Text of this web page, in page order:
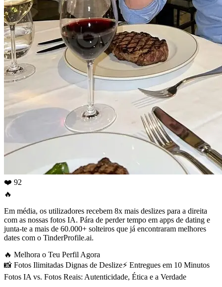
❤️ 92
🔥
Em média, os utilizadores recebem 8x mais deslizes para a direita
com as nossas fotos IA. Pára de perder tempo em apps de dating e
junta-te a mais de 60.000+ solteiros que já encontraram melhores
dates com o TinderProfile.ai.
🔥 Melhora o Teu Perfil Agora
📸 Fotos Ilimitadas Dignas de Deslize⚡️ Entregues em 10 Minutos
Fotos IA vs. Fotos Reais: Autenticidade, Ética e a Verdade